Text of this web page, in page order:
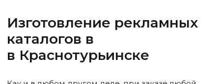
Изготовление рекламных
каталогов в
в Краснотурьинске